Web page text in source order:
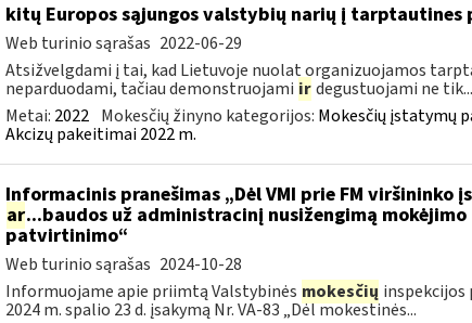
kitų Europos sąjungos valstybių narių į tarptautines
Web turinio sąrašas 2022-06-29
Atsižvelgdami į tai, kad Lietuvoje nuolat organizuojamos
neparduodami, tačiau demonstruojami ir degustuojami ne tik...
Metai: 2022 Mokesčių žinyno kategorijos: Mokesčių įstatymų
Akcizų pakeitimai 2022 m.
Informacinis pranešimas „Dėl VMI prie FM viršininko
ar...baudos už administracinį nusižengimą mokėjimo
patvirtinimo“
Web turinio sąrašas 2024-10-28
Informuojame apie priimtą Valstybinės mokesčių
2024 m. spalio 23 d. įsakymą Nr. VA-83 „Dėl mokestinės...